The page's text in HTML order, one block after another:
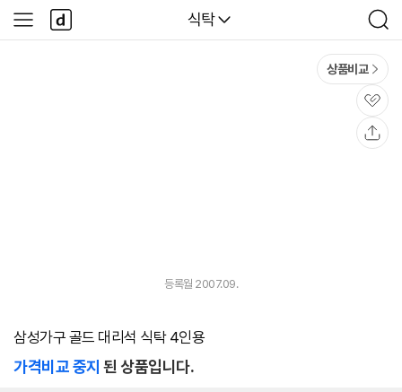
다나와
식탁
검
색
사
이
다
나
와
상품비교
관
심
등록월 2007.09.
삼성가구 골드 대리석 식탁 4인용
가격비교 중지 된 상품입니다.